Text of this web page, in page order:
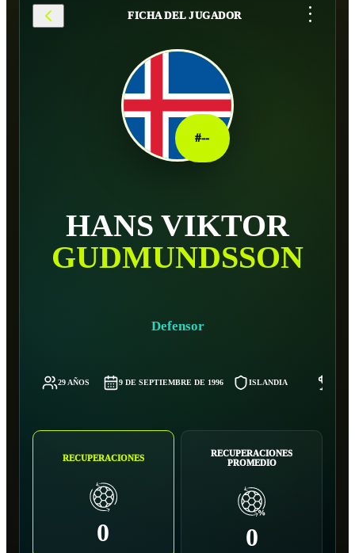
FICHA DEL JUGADOR ...
#--
HANS VIKTOR
GUDMUNDSSON
Defensor
29 AÑOS 9 DE SEPTIEMBRE DE 1996 ISLANDIA
RECUPERACIONES
0
RECUPERACIONES
PROMEDIO
0